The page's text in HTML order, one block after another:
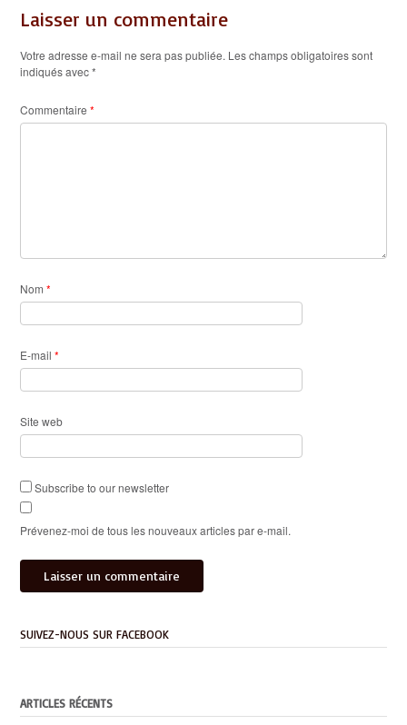
Laisser un commentaire
Votre adresse e-mail ne sera pas publiée. Les champs obligatoires sont
indiqués avec*
Commentaire *
Nom *
E-mail *
Site web
Subscribe to our newsletter
Prévenez-moi de tous les nouveaux articles par e-mail.
SUIVEZ-NOUS SUR FACEBOOK
ARTICLES RÉCENTS